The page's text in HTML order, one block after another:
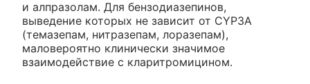
и алпразолам. Для бензодиазепинов,
выведение которых не зависит от CYP3A
(темазепам, нитразепам, лоразепам),
маловероятно клинически значимое
взаимодействие с кларитромицином.